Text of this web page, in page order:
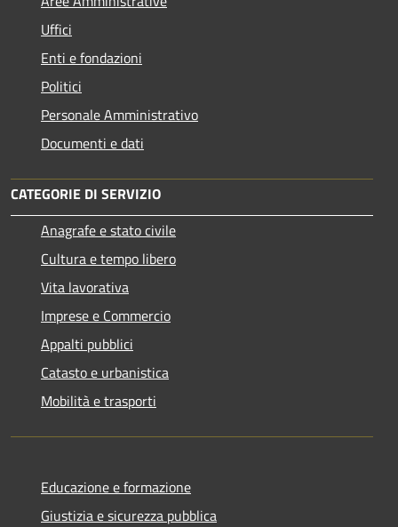
Uffici
Enti e fondazioni
Politici
Personale Amministrativo
Documenti e dati
CATEGORIE DI SERVIZIO
Anagrafe e stato civile
Cultura e tempo libero
Vita lavorativa
Imprese e Commercio
Appalti pubblici
Catasto e urbanistica
Mobilità e trasporti
Educazione e formazione
Giustizia e sicurezza pubblica